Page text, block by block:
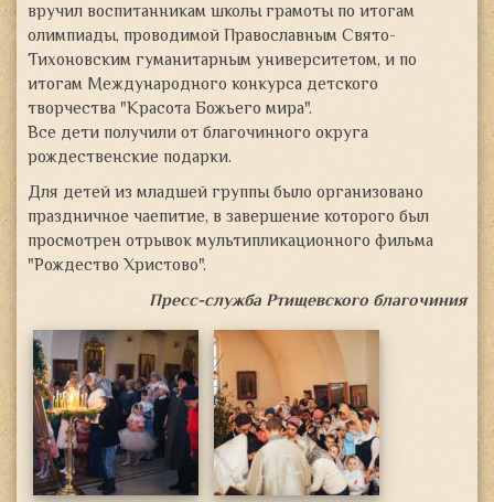
вручил воспитанникам школы грамоты по итогам
олимпиады, проводимой Православным Свято-
Тихоновским гуманитарным университетом, и по
итогам Международного конкурса детского
творчества "Красота Божьего мира".
Все дети получили от благочинного округа
рождественские подарки.
Для детей из младшей группы было организовано
праздничное чаепитие, в завершение которого был
просмотрен отрывок мультипликационного фильма
"Рождество Христово".
Пресс-служба Ртищевского благочиния